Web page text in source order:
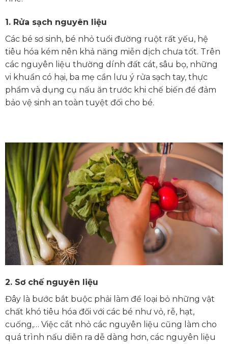
1. Rửa sạch nguyên liệu
Các bé sơ sinh, bé nhỏ tuổi đường ruột rất yếu, hệ
tiêu hóa kém nên khả năng miễn dịch chưa tốt. Trên
các nguyên liệu thường dính đất cát, sâu bọ, những
vi khuẩn có hại, ba mẹ cần lưu ý rửa sạch tay, thực
phẩm và dụng cụ nấu ăn trước khi chế biến để đảm
bảo vệ sinh an toàn tuyệt đối cho bé.
2. Sơ chế nguyên liệu
Đây là bước bắt buộc phải làm để loại bỏ những vật
chất khó tiêu hóa đối với các bé như vỏ, rễ, hạt,
cuống,… Việc cắt nhỏ các nguyên liệu cũng làm cho
quá trình nấu diễn ra dễ dàng hơn, các nguyên liệu